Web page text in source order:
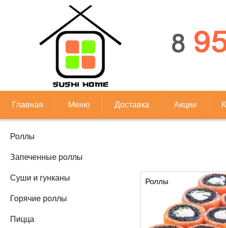
Главная Меню Доставка Акции
Роллы
Запеченные роллы
Суши и гунканы
Горячие роллы
Пицца
Роллы